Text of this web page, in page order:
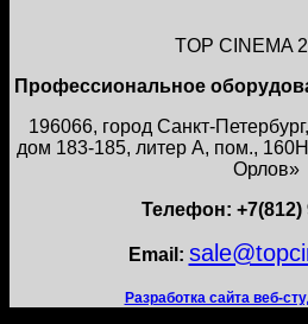
TOP CINEMA
Профессиональное
196066, город Санкт-
дом 183-185, литер А, пом.,
Орлов»
Телефон: +7(812)
Email:
Разработка сайта веб-